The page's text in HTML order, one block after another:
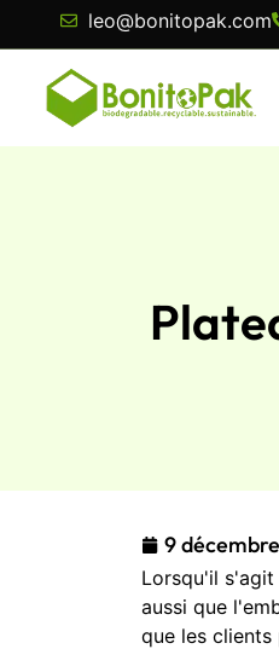
leo@bonitopak.com
9
Lorsqu'il
aussi que
que les clients